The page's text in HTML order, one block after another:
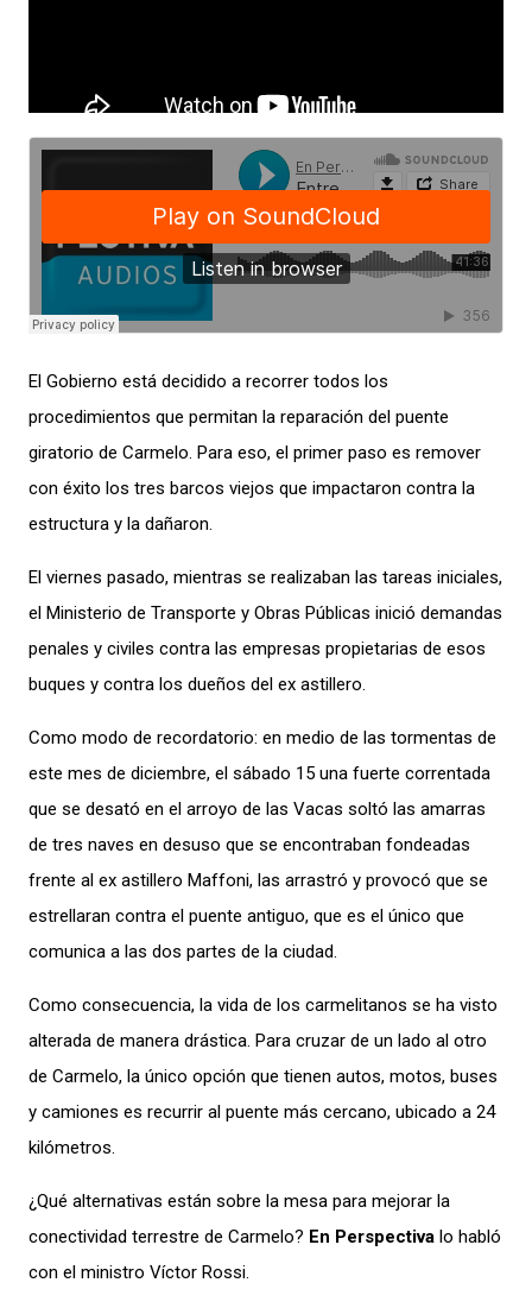
El Gobierno está decidido a recorrer todos los
procedimientos que permitan la reparación del puente
giratorio de Carmelo. Para eso, el primer paso es remover
con éxito los tres barcos viejos que impactaron contra la
estructura y la dañaron.
El viernes pasado, mientras se realizaban las tareas iniciales,
el Ministerio de Transporte y Obras Públicas inició demandas
penales y civiles contra las empresas propietarias de esos
buques y contra los dueños del ex astillero.
Como modo de recordatorio: en medio de las tormentas de
este mes de diciembre, el sábado 15 una fuerte correntada
que se desató en el arroyo de las Vacas soltó las amarras
de tres naves en desuso que se encontraban fondeadas
frente al ex astillero Maffoni, las arrastró y provocó que se
estrellaran contra el puente antiguo, que es el único que
comunica a las dos partes de la ciudad.
Como consecuencia, la vida de los carmelitanos se ha visto
alterada de manera drástica. Para cruzar de un lado al otro
de Carmelo, la único opción que tienen autos, motos, buses
y camiones es recurrir al puente más cercano, ubicado a 24
kilómetros.
¿Qué alternativas están sobre la mesa para mejorar la
conectividad terrestre de Carmelo? En Perspectiva lo habló
con el ministro Víctor Rossi.